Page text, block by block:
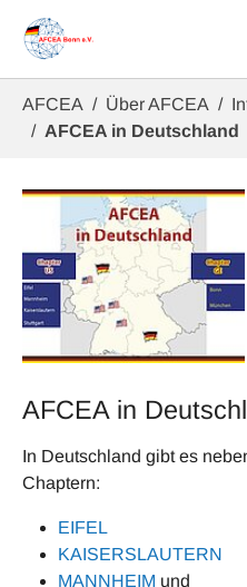
AFCEA Über AFCEA
AFCEA in Deutschland
AFCEA in
In Deutschland gibt es
Chaptern:
EIFEL
KAISERSLAUTERN
MANNHEIM und